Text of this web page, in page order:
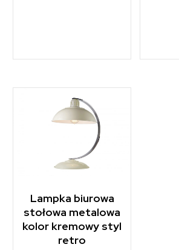
Lampka biurowa
stołowa metalowa
kolor kremowy styl
retro